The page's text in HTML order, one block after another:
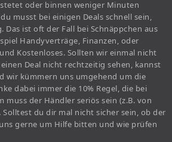
oder binnen weniger Minuten
musst bei einigen Deals schnell sein,
Das ist oft der Fall bei Schnäppchen aus
Handyverträge, Finanzen, oder
Kostenloses. Sollten wir einmal nicht
Deal nicht rechtzeitig sehen, kannst
wir kümmern uns umgehend um die
dabei immer die 10% Regel, die bei
muss der Händler seriös sein (z.B. von
du dir mal nicht sicher sein, ob der
gerne um Hilfe bitten und wie prüfen